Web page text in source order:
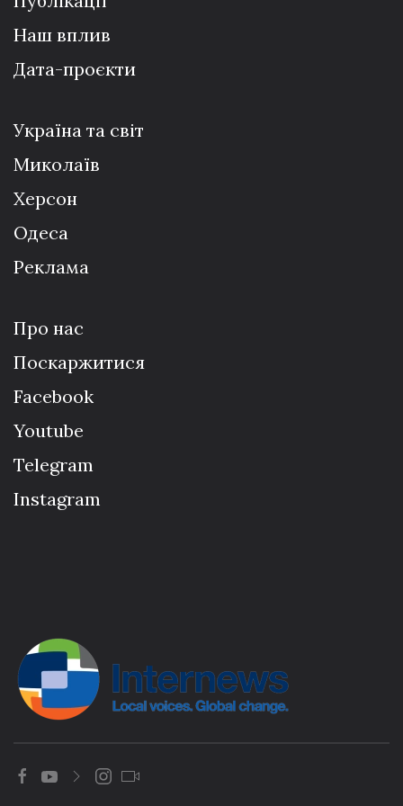
Наш вплив
Дата-проєкти
Україна та світ
Миколаїв
Херсон
Одеса
Реклама
Про нас
Поскаржитися
Facebook
Youtube
Telegram
Instagram